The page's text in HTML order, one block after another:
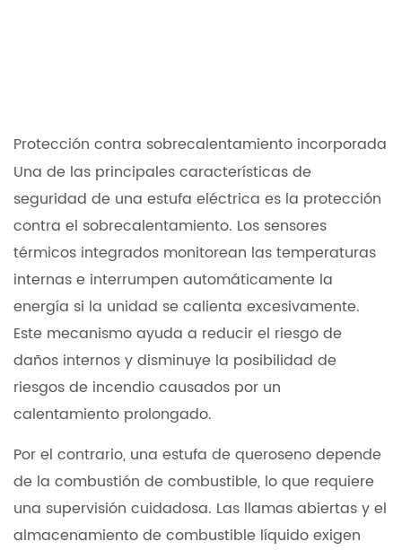
Protección contra sobrecalentamiento incorporada
Una de las principales características de
seguridad de una estufa eléctrica es la protección
contra el sobrecalentamiento. Los sensores
térmicos integrados monitorean las temperaturas
internas e interrumpen automáticamente la
energía si la unidad se calienta excesivamente.
Este mecanismo ayuda a reducir el riesgo de
daños internos y disminuye la posibilidad de
riesgos de incendio causados ​​por un
calentamiento prolongado.
Por el contrario, una estufa de queroseno depende
de la combustión de combustible, lo que requiere
una supervisión cuidadosa. Las llamas abiertas y el
almacenamiento de combustible líquido exigen